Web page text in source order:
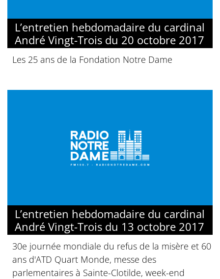
L’entretien hebdomadaire du cardinal
André Vingt-Trois du 20 octobre 2017
Les 25 ans de la Fondation Notre Dame
L’entretien hebdomadaire du cardinal
André Vingt-Trois du 13 octobre 2017
30e journée mondiale du refus de la misère et 60
ans d'ATD Quart Monde, messe des
parlementaires à Sainte-Clotilde, week-end